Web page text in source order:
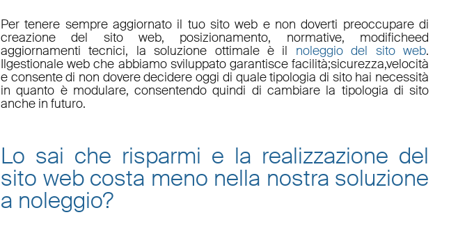
Per tenere sempre aggiornato il tuo sito web e non doverti preoccupare di
creazione del sito web, posizionamento, normative, modificheed
aggiornamenti tecnici, la soluzione ottimale è il noleggio del sito web.
Ilgestionale webche abbiamo sviluppato garantiscefacilità;sicurezza,velocità
e consente di non dovere decidere oggi di quale tipologia di sito hai necessità
in quanto è modulare, consentendo quindi di cambiare la tipologia di sito
anche in futuro.
Lo sai che risparmi e la realizzazione del
sito webcosta meno nella nostra soluzione
a noleggio?